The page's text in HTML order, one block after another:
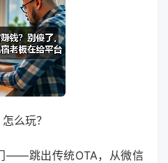
么玩？
——跳出传统OTA，从微信